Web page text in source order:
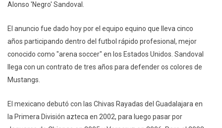
Alonso 'Negro' Sandoval.
El anuncio fue dado hoy por el equipo equino que lleva cinco
años participando dentro del futbol rápido profesional, mejor
conocido como "arena soccer" en los Estados Unidos. Sandoval
llega con un contrato de tres años para defender os colores de
Mustangs.
El mexicano debutó con las Chivas Rayadas del Guadalajara en
la Primera División azteca en 2002, para luego pasar por